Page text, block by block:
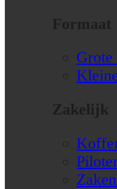
Formaat
Zakelijk